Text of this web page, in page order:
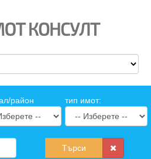
район тип имот:
Търси